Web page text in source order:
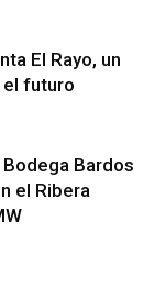
El Rayo, un
el futuro
Bardos
el Ribera